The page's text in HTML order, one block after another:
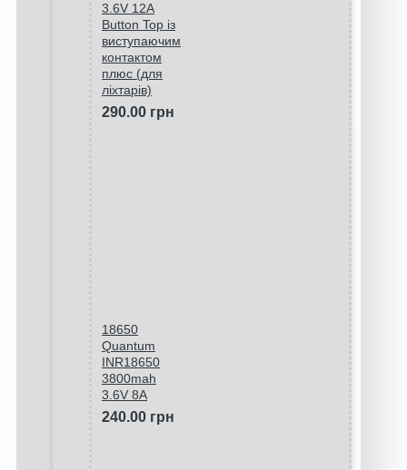
3.6V 12A
Button Top із
виступаючим
контактом
плюс (для
ліхтарів)
290.00 грн
18650
Quantum
INR18650
3800mah
3.6V 8A
240.00 грн